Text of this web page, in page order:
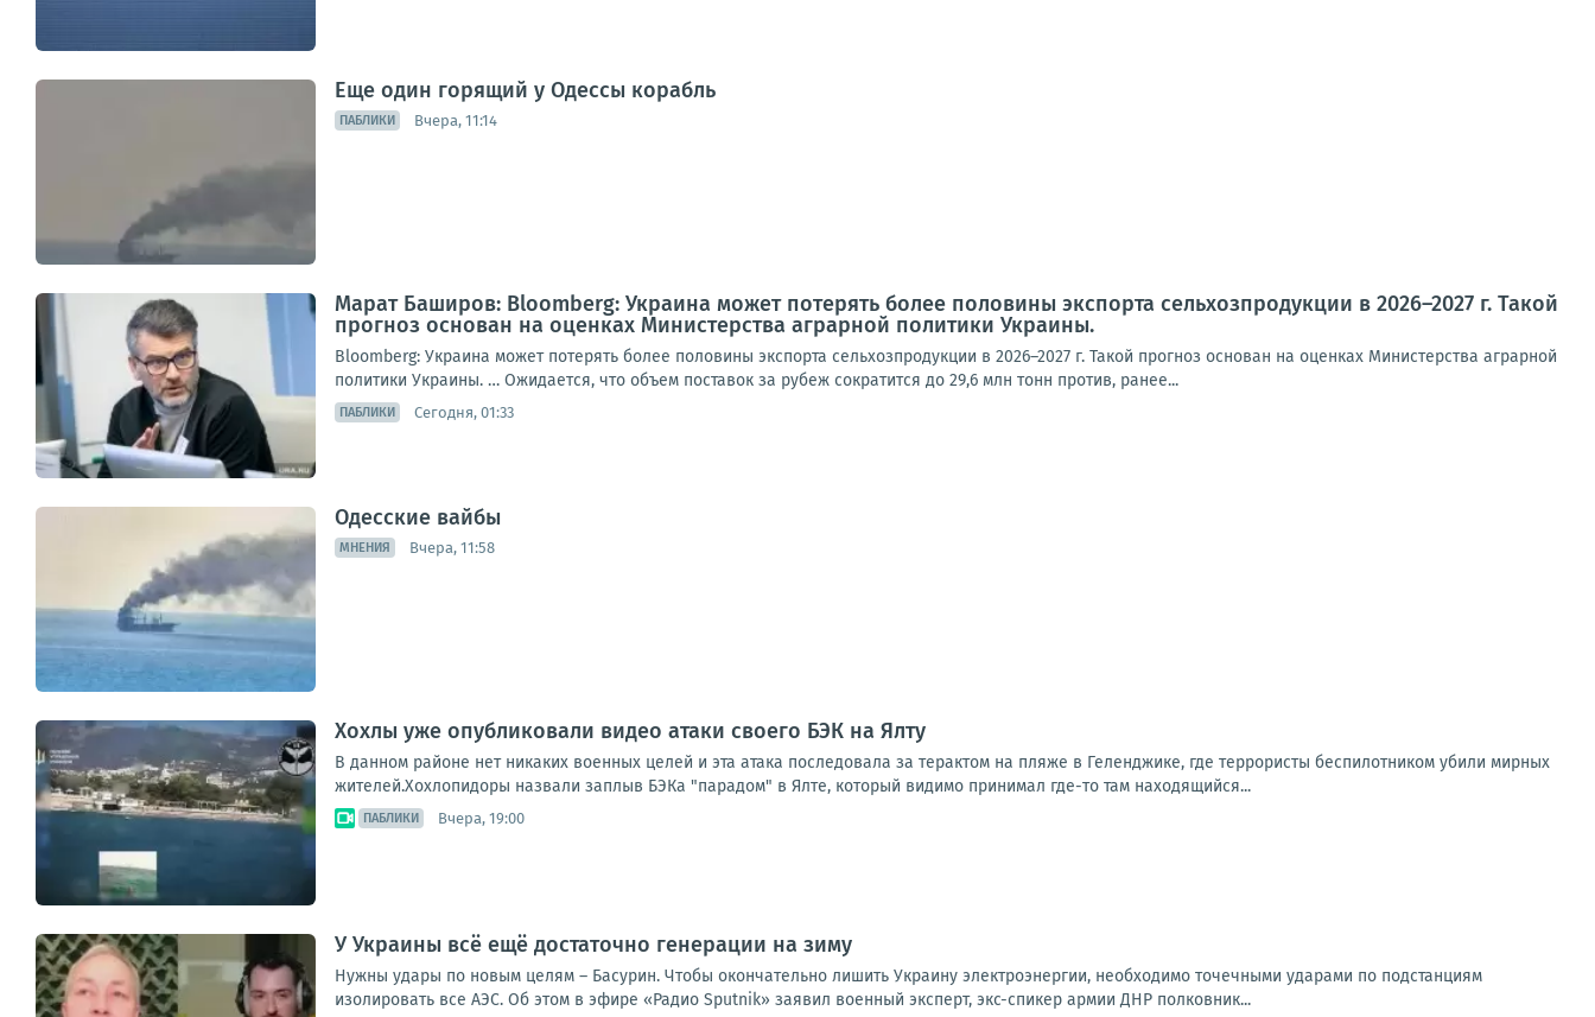
Еще один горящий у Одессы корабль
ПАБЛИКИ Вчера, 11:14
Марат Баширов: Bloomberg: Украина может потерять более половины экспорта сельхозпродукции в 2026–2027 г. Такой
прогноз основан на оценках Министерства аграрной политики Украины.
Bloomberg: Украина может потерять более половины экспорта сельхозпродукции в 2026–2027 г. Такой прогноз основан на оценках Министерства аграрной
политики Украины. … Ожидается, что объем поставок за рубеж сократится до 29,6 млн тонн против, ранее...
ПАБЛИКИ Сегодня, 01:33
Одесские вайбы
МНЕНИЯ Вчера, 11:58
Хохлы уже опубликовали видео атаки своего БЭК на Ялту
В данном районе нет никаких военных целей и эта атака последовала за терактом на пляже в Геленджике, где террористы беспилотником убили мирных
жителей.Хохлопидоры назвали заплыв БЭКа "парадом" в Ялте, который видимо принимал где-то там находящийся...
ПАБЛИКИ Вчера, 19:00
У Украины всё ещё достаточно генерации на зиму
Нужны удары по новым целям – Басурин. Чтобы окончательно лишить Украину электроэнергии, необходимо точечными ударами по подстанциям
изолировать все АЭС. Об этом в эфире «Радио Sputnik» заявил военный эксперт, экс-спикер армии ДНР полковник...